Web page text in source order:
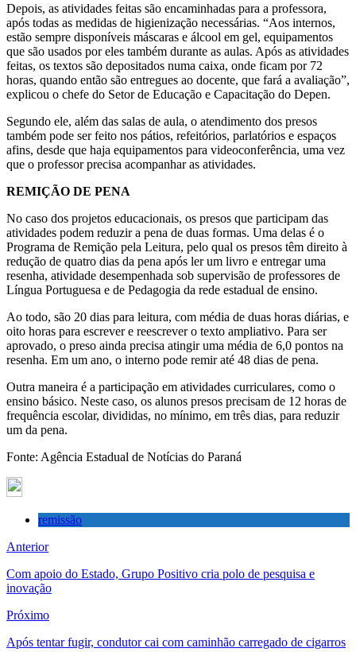
Depois, as atividades feitas são encaminhadas para a professora,
após todas as medidas de higienização necessárias. “Aos internos,
estão sempre disponíveis máscaras e álcool em gel, equipamentos
que são usados por eles também durante as aulas. Após as atividades
feitas, os textos são depositados numa caixa, onde ficam por 72
horas, quando então são entregues ao docente, que fará a avaliação”,
explicou o chefe do Setor de Educação e Capacitação do Depen.
Segundo ele, além das salas de aula, o atendimento dos presos
também pode ser feito nos pátios, refeitórios, parlatórios e espaços
afins, desde que haja equipamentos para videoconferência, uma vez
que o professor precisa acompanhar as atividades.
REMIÇÃO DE PENA
No caso dos projetos educacionais, os presos que participam das
atividades podem reduzir a pena de duas formas. Uma delas é o
Programa de Remição pela Leitura, pelo qual os presos têm direito à
redução de quatro dias da pena após ler um livro e entregar uma
resenha, atividade desempenhada sob supervisão de professores de
Língua Portuguesa e de Pedagogia da rede estadual de ensino.
Ao todo, são 20 dias para leitura, com média de duas horas diárias, e
oito horas para escrever e reescrever o texto ampliativo. Para ser
aprovado, o preso ainda precisa atingir uma média de 6,0 pontos na
resenha. Em um ano, o interno pode remir até 48 dias de pena.
Outra maneira é a participação em atividades curriculares, como o
ensino básico. Neste caso, os alunos presos precisam de 12 horas de
frequência escolar, divididas, no mínimo, em três dias, para reduzir
um da pena.
Fonte: Agência Estadual de Notícias do Paraná
remissão
Anterior
Com apoio do Estado, Grupo Positivo cria polo de pesquisa e
inovação
Próximo
Após tentar fugir, condutor cai com caminhão carregado de cigarros